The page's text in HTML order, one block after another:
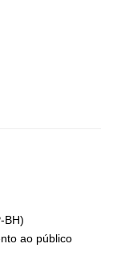
BH)
ao público